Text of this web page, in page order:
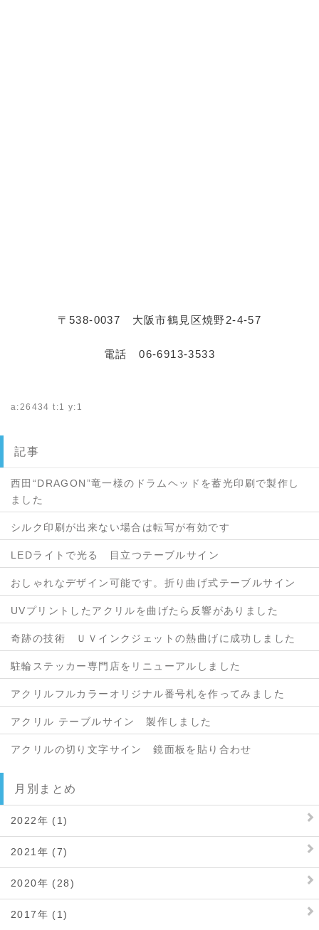
〒538-0037 大阪市鶴見区焼野2-4-57
電話 06-6913-3533
a:26434 t:1 y:1
記事
西田“DRAGON”竜一様のドラムヘッドを蓄光印刷で製作し
ました
シルク印刷が出来ない場合は転写が有効です
LEDライトで光る 目立つテーブルサイン
おしゃれなデザイン可能です。折り曲げ式テーブルサイン
UVプリントしたアクリルを曲げたら反響がありました
奇跡の技術 ＵＶインクジェットの熱曲げに成功しました
駐輪ステッカー専門店をリニューアルしました
アクリルフルカラーオリジナル番号札を作ってみました
アクリル テーブルサイン 製作しました
アクリルの切り文字サイン 鏡面板を貼り合わせ
月別まとめ
2022年 (1)
2021年 (7)
2020年 (28)
2017年 (1)